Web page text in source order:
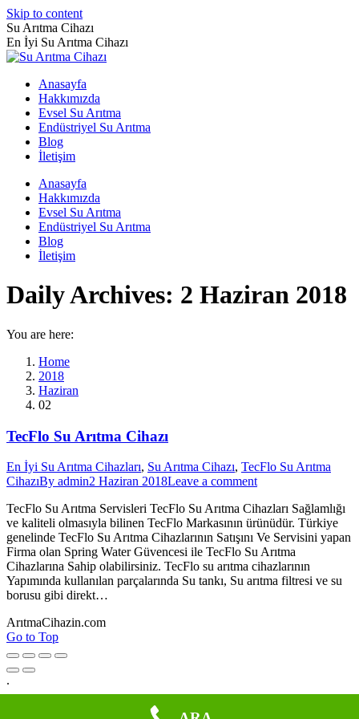
Skip to content
Su Arıtma Cihazı
En İyi Su Arıtma Cihazı
Anasayfa
Hakkımızda
Evsel Su Arıtma
Endüstriyel Su Arıtma
Blog
İletişim
Anasayfa
Hakkımızda
Evsel Su Arıtma
Endüstriyel Su Arıtma
Blog
İletişim
Daily Archives: 2 Haziran 2018
You are here:
Home
2018
Haziran
02
TecFlo Su Arıtma Cihazı
En İyi Su Arıtma Cihazları, Su Arıtma Cihazı, TecFlo Su Arıtma
CihazıBy admin2 Haziran 2018Leave a comment
TecFlo Su Arıtma Servisleri TecFlo Su Arıtma Cihazları Sağlamlığı
ve kaliteli olmasıyla bilinen TecFlo Markasının ürünüdür. Türkiye
genelinde TecFlo Su Arıtma Cihazlarının Satışını Ve Servisini yapan
Firma olan Spring Water Güvencesi ile TecFlo Su Arıtma
Cihazlarına Sahip olabilirsiniz. TecFlo su arıtma cihazlarının
Yapımında kullanılan parçalarında Su tankı, Su arıtma filtresi ve su
borusu gibi direkt…
ArıtmaCihazin.com
Go to Top
.